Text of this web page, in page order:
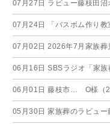
07月27日 ラビュー藤枝田沼
07月24日 「バスボム作り
07月02日 2026年7月家族葬
06月16日 SBSラジオ「家族葬のラビュー
06月01日 藤枝市… O様（
05月30日 家族葬のラビュー